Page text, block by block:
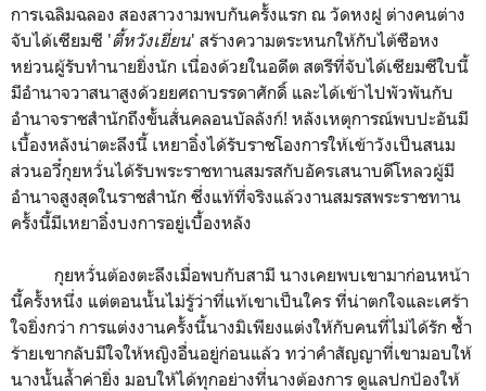
การเฉลิมฉลอง สองสาวงามพบกันครั้งแรก ณ วัดหงฝู ต่างคนต่าง
จับได้เซียมซี 'ตี้หวังเยี่ยน' สร้างความตระหนกให้กับไต้ซือหง
หย่วนผู้รับทำนายยิ่งนัก เนื่องด้วยในอดีต สตรีที่จับได้เซียมซีใบนี้
มีอำนาจวาสนาสูงด้วยยศถาบรรดาศักดิ์ และได้เข้าไปพัวพันกับ
อำนาจราชสำนักถึงขั้นสั่นคลอนบัลลังก์! หลังเหตุการณ์พบปะอันมี
เบื้องหลังน่าตะลึงนี้ เหยาอิ๋งได้รับราชโองการให้เข้าวังเป็นสนม
ส่วนอวี๋กุยหวั่นได้รับพระราชทานสมรสกับอัครเสนาบดีโหลวผู้มี
อำนาจสูงสุดในราชสำนัก ซึ่งแท้ที่จริงแล้วงานสมรสพระราชทาน
ครั้งนี้มีเหยาอิ๋งบงการอยู่เบื้องหลัง
กุยหวั่นต้องตะลึงเมื่อพบกับสามี นางเคยพบเขามาก่อนหน้า
นี้ครั้งหนึ่ง แต่ตอนนั้นไม่รู้ว่าที่แท้เขาเป็นใคร ที่น่าตกใจและเศร้า
ใจยิ่งกว่า การแต่งงานครั้งนี้นางมิเพียงแต่งให้กับคนที่ไม่ได้รัก ซ้ำ
ร้ายเขากลับมีใจให้หญิงอื่นอยู่ก่อนแล้ว ทว่าคำสัญญาที่เขามอบให้
นางนั้นล้ำค่ายิ่ง มอบให้ได้ทุกอย่างที่นางต้องการ ดูแลปกป้องให้